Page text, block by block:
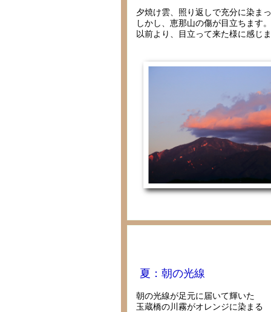
夕焼け雲、照り返しで充分に染ま
しかし、恵那山の傷が目立ちます。
以前より、目立って来た様に感じ
夏：朝の光線
朝の光線が足元に届いて輝いた
玉蔵橋の川霧がオレンジに染まる